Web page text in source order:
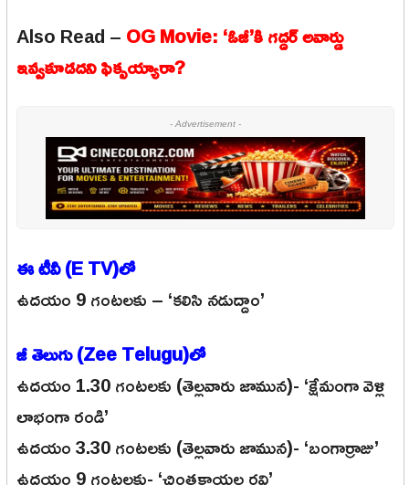
Also Read –OG Movie: ‘ఓజీ’కి గద్దర్ అవార్డు
ఇవ్వకూడదని ఫిక్సయ్యారా?
- Advertisement -
ఈ టీవీ (E TV)లో
ఉదయం 9 గంటలకు – ‘కలిసి నడుద్దాం’
జీ తెలుగు (Zee Telugu)లో
ఉదయం 1.30 గంటలకు (తెల్లవారు జామున)- ‘క్షేమంగా వెళ్లి
లాభంగా రండి’
ఉదయం 3.30 గంటలకు (తెల్లవారు జామున)- ‘బంగార్రాజు’
ఉదయం 9 గంటలకు- ‘చింతకాయల రవి’